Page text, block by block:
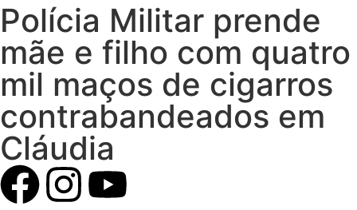
Polícia Militar prende
mãe e filho com quatro
mil maços de cigarros
contrabandeados em
Cláudia